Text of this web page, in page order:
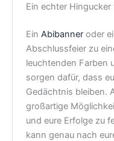
Ein echter Hingucker
Ein Abibanner oder
Abschlussfeier zu
leuchtenden Farben
sorgen dafür, dass
Gedächtnis bleiben.
großartige
und eure Erfolge zu
kann genau nach